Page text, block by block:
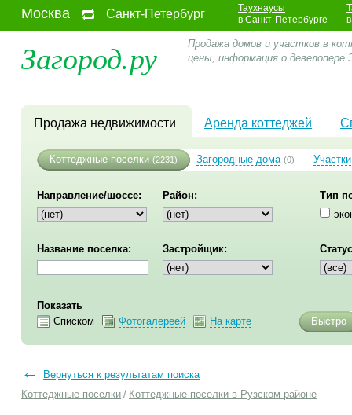
Москва Санкт-Петербург
Таухнаусы
в Санкт-Петербурге
Загород.ру
Продажа домов и участков в
цены, информация о
Продажа недвижимости Аренда коттеджей
Коттеджные поселки (2231) Загородные дома (0) Участки
Направление/шоссе: Район:
Тип
Название поселка: Застройщик:
Показать
Списком
Фотогалереей На карте Быстро
←
Вернуться к результатам поиска
Коттеджные поселки / Коттеджные поселки в Рузском районе